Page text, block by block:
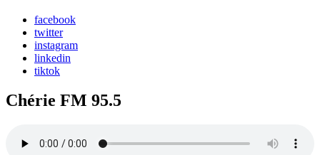
facebook
twitter
instagram
linkedin
tiktok
Chérie FM 95.5